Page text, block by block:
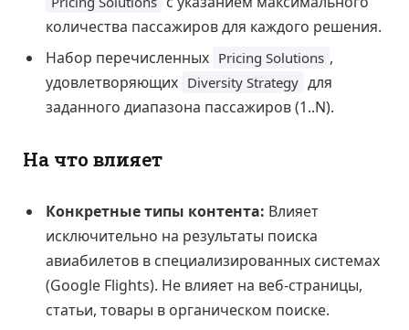
количества пассажиров для каждого решения.
Набор перечисленных Pricing Solutions ,
удовлетворяющих Diversity Strategy для
заданного диапазона пассажиров (1..N).
На что влияет
Конкретные типы контента: Влияет
исключительно на результаты поиска
авиабилетов в специализированных системах
(Google Flights). Не влияет на веб-страницы,
статьи, товары в органическом поиске.